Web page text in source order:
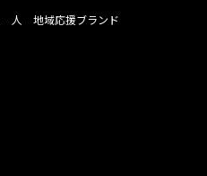
人 地域応援ブランド